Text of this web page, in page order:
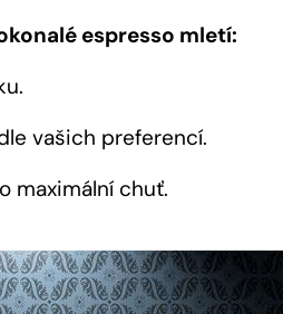
espresso mletí:
vašich preferencí.
maximální chuť.